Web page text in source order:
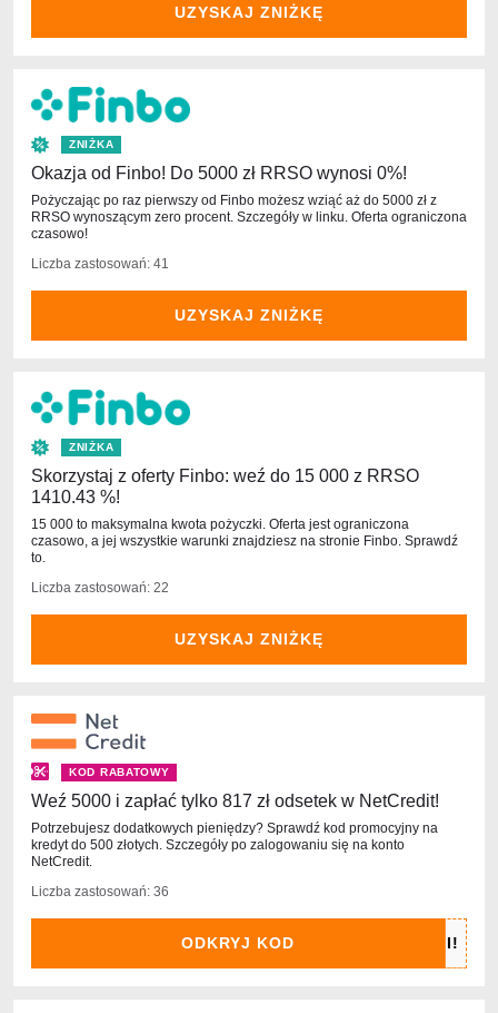
UZYSKAJ ZNIŻKĘ
ZNIŻKA
Okazja od Finbo! Do 5000 zł RRSO wynosi 0%!
Pożyczając po raz pierwszy od Finbo możesz wziąć aż do 5000 zł z
RRSO wynoszącym zero procent. Szczegóły w linku. Oferta ograniczona
czasowo!
Liczba zastosowań: 41
UZYSKAJ ZNIŻKĘ
ZNIŻKA
Skorzystaj z oferty Finbo: weź do 15 000 z RRSO
1410.43 %!
15 000 to maksymalna kwota pożyczki. Oferta jest ograniczona
czasowo, a jej wszystkie warunki znajdziesz na stronie Finbo. Sprawdź
to.
Liczba zastosowań: 22
UZYSKAJ ZNIŻKĘ
KOD RABATOWY
Weź 5000 i zapłać tylko 817 zł odsetek w NetCredit!
Potrzebujesz dodatkowych pieniędzy? Sprawdź kod promocyjny na
kredyt do 500 złotych. Szczegóły po zalogowaniu się na konto
NetCredit.
Liczba zastosowań: 36
ODKRYJ KOD